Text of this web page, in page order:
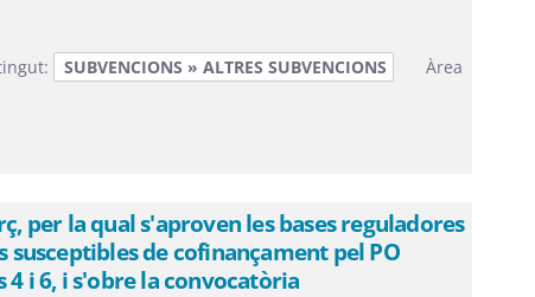
SUBVENCIONS » ALTRES SUBVENCIONS
Àrea
per la qual s'aproven les bases reguladores
de cofinançament pel PO
4 i 6, i s'obre la convocatòria